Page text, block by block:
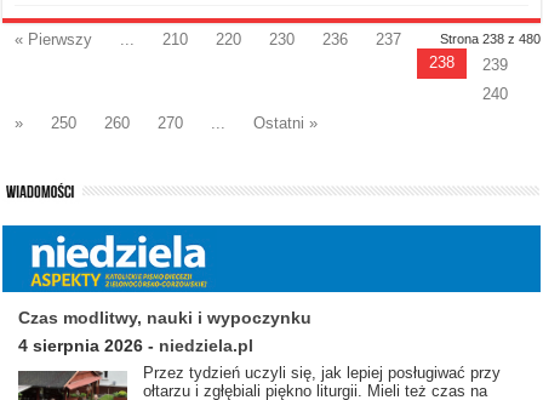
Strona 238 z 480
« Pierwszy 210 220 230 236
237
238
239
240
»
250 260 270 Ostatni »
Czas modlitwy, nauki i wypoczynku
4 sierpnia 2026 - niedziela.pl
Przez tydzień uczyli się, jak lepiej posługiwać przy
ołtarzu i zgłębiali piękno liturgii. Mieli też czas na